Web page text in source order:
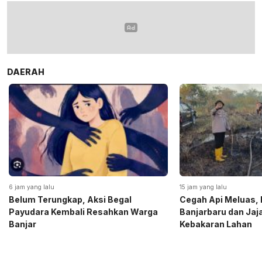
DAERAH
15 jam yang lalu
Cegah Api Meluas, Kapolres
Banjarbaru dan Jajaran Padamkan
Kebakaran Lahan
1 hari yang lalu
Desa Rantau
Keliling, Pambakal
Lestarikan Tradisi